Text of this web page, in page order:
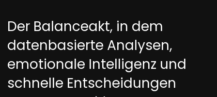
Der Balanceakt, in dem
datenbasierte Analysen,
emotionale Intelligenz und
schnelle Entscheidungen